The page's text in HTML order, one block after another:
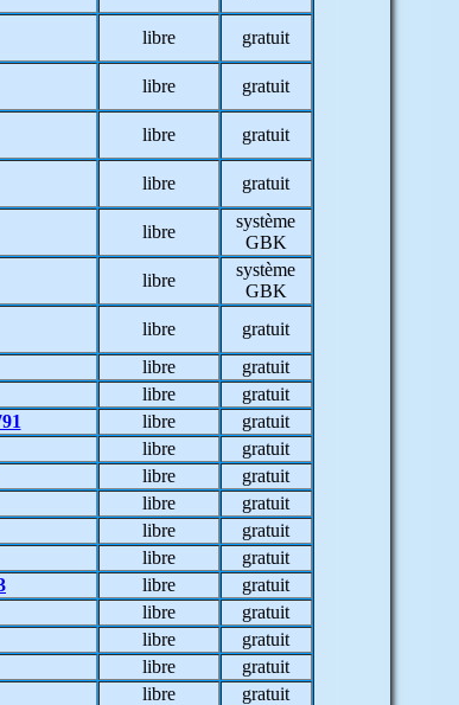
libre
gratuit
libre
gratuit
libre
gratuit
libre
gratuit
libre
système
GBK
libre
système
GBK
libre
gratuit
libre
gratuit
libre
gratuit
libre
gratuit
libre
gratuit
libre
gratuit
libre
gratuit
libre
gratuit
libre
gratuit
libre
gratuit
libre
gratuit
libre
gratuit
libre
gratuit
libre
gratuit